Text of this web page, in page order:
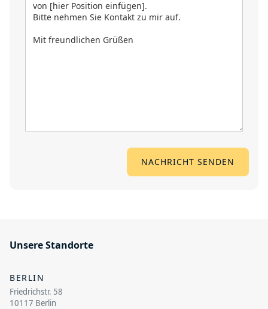
Unsere Standorte
BERLIN
Friedrichstr. 58
10117 Berlin